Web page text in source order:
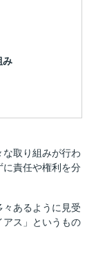
み
取り組みが行わ
に責任や権利を分
々あるように見受
アス」というもの